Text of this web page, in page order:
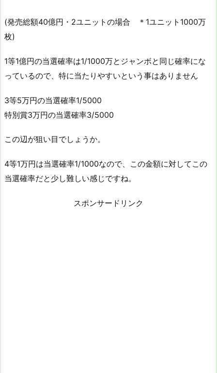
(発売総額40億円・2ユニットの場合 ＊1ユニット1000万
枚)
1等1億円の当選確率は1/1000万とジャンボと同じ確率にな
っているので、特に当たりやすいという事はありません
3等5万円の当選確率1/5000
特別賞3万円の当選確率3/5000
この辺が狙い目でしょうか。
4等1万円は当選確率1/1000なので、この金額に対してこの
当選確率だと少し難しい感じですね。
スポンサードリンク